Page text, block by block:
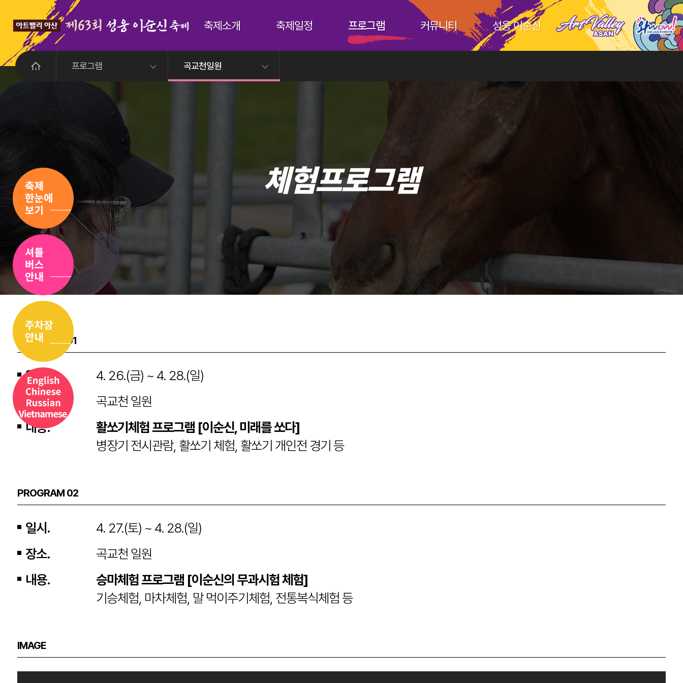
축제소개 축제일정 프로그램 커뮤니티 성웅 이순신
프로그램 곡교천일원
체험프로그램
PROGRAM 01
일시.
4. 26.(금) ~ 4. 28.(일)
장소.
곡교천 일원
내용.
활쏘기체험 프로그램 [이순신, 미래를 쏘다]
병장기 전시관람, 활쏘기 체험, 활쏘기 개인전 경기 등
PROGRAM 02
일시.
4. 27.(토) ~ 4. 28.(일)
장소.
곡교천 일원
내용.
승마체험 프로그램 [이순신의 무과시험 체험]
기승체험, 마차체험, 말 먹이주기체험, 전통복식체험 등
IMAGE